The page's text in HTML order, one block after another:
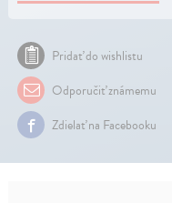
Pridať do wishlistu
Odporučiť známemu
Zdielať na Facebooku